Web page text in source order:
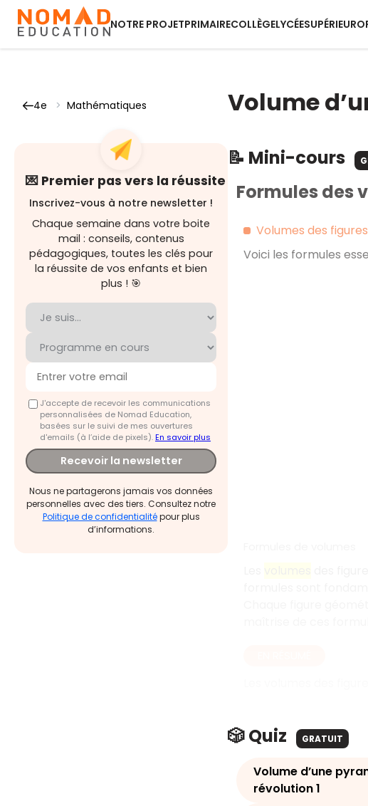
NOTRE PROJETPRIMAIRECOLLÈGELYCÉESUPÉRIEUR
4e > Mathématiques
💌 Premier pas vers la réussite
Inscrivez-vous à notre newsletter !
Chaque semaine dans votre boite
mail : conseils, contenus
pédagogiques, toutes les clés pour
la réussite de vos enfants et bien
plus ! 🎯
J'accepte de recevoir les communications
personnalisées de Nomad Education,
basées sur le suivi de mes ouvertures
d'emails (à l’aide de pixels).En savoir plus
Recevoir la newsletter
Nous ne partagerons jamais vos données
personnelles avec des tiers. Consultez notre
Politique de confidentialitépour plus
d’informations.
Volume
📝 Mini-cours
Formules des
Volumes des
Voici les formules
🎲 Quiz GRATUIT
Volume d’une
révolution 1